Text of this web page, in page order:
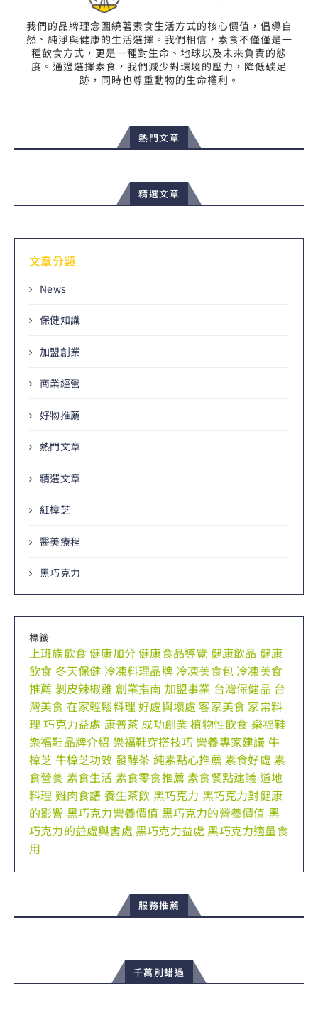
我們的品牌理念圍繞著素食生活方式的核心價值，倡導自
然、純淨與健康的生活選擇。我們相信，素食不僅僅是一
種飲食方式，更是一種對生命、地球以及未來負責的態
度。通過選擇素食，我們減少對環境的壓力，降低碳足
跡，同時也尊重動物的生命權利。
熱門文章
精選文章
文章分類
News
保健知識
加盟創業
商業經營
好物推薦
熱門文章
精選文章
紅樟芝
醫美療程
黑巧克力
標籤
上班族飲食健康加分健康食品導覽 健康飲品 健康
飲食 冬天保健 冷凍料理品牌 冷凍美食包 冷凍美食
推薦 剝皮辣椒雞 創業指南 加盟事業 台灣保健品 台
灣美食 在家輕鬆料理好處與壞處 客家美食 家常料
理巧克力益處 康普茶 成功創業 植物性飲食 樂福鞋
樂福鞋品牌介紹 樂福鞋穿搭技巧 營養專家建議 牛
樟芝 牛樟芝功效 發酵茶 純素點心推薦 素食好處 素
食營養 素食生活 素食零食推薦 素食餐點建議 道地
料理 雞肉食譜 養生茶飲 黑巧克力 黑巧克力對健康
的影響 黑巧克力營養價值 黑巧克力的營養價值 黑
巧克力的益處與害處 黑巧克力益處 黑巧克力適量食
用
服務推薦
千萬別錯過